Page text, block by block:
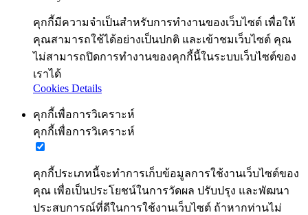
คุกกี้มีความจำเป็นสำหรับการทำงานของเว็บไซต์ เพื่อให้
คุณสามารถใช้ได้อย่างเป็นปกติ และเข้าชมเว็บไซต์ คุณ
ไม่สามารถปิดการทำงานของคุกกี้นี้ในระบบเว็บไซต์ของ
เราได้
Cookies Details
คุกกี้เพื่อการวิเคราะห์
คุกกี้เพื่อการวิเคราะห์
คุกกี้ประเภทนี้จะทำการเก็บข้อมูลการใช้งานเว็บไซต์ของ
คุณ เพื่อเป็นประโยชน์ในการวัดผล ปรับปรุง และพัฒนา
ประสบการณ์ที่ดีในการใช้งานเว็บไซต์ ถ้าหากท่านไม่